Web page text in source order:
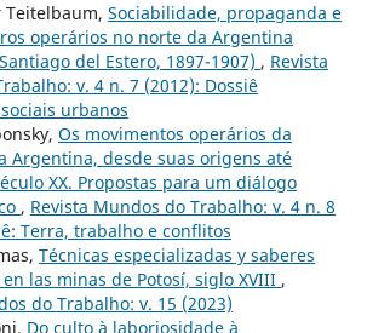
Teitelbaum, Sociabilidade, propaganda e
operários no norte da Argentina
del Estero, 1897-1907) , Revista
v. 4 n. 7 (2012): Dossiê
urbanos
Os movimentos operários da
Argentina, desde suas origens até
XX. Propostas para um diálogo
, Revista Mundos do Trabalho: v. 4 n. 8
Terra, trabalho e conflitos
Técnicas especializadas y saberes
las minas de Potosí, siglo XVIII ,
do Trabalho: v. 15 (2023)
Do culto à laboriosidade à